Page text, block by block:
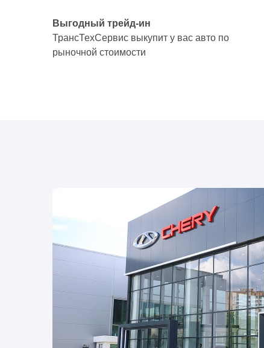
Выгодный трейд-ин
ТрансТехСервис выкупит у вас авто по
рыночной стоимости